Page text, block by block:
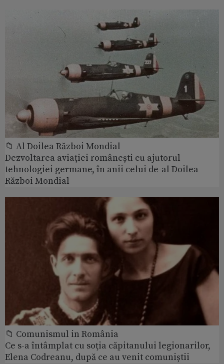
📁 Al Doilea Război Mondial
Dezvoltarea aviației românești cu ajutorul
tehnologiei germane, în anii celui de-al Doilea
Război Mondial
📁 Comunismul in România
Ce s-a întâmplat cu soţia căpitanului legionarilor,
Elena Codreanu, după ce au venit comuniștii